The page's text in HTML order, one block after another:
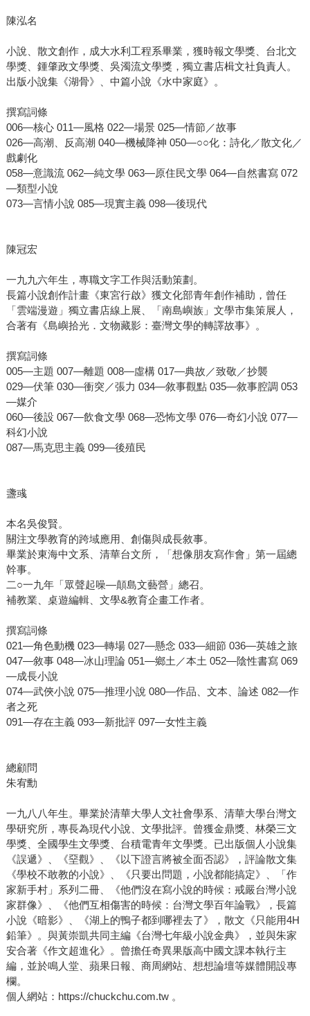
陳泓名
小說、散文創作，成大水利工程系畢業，獲時報文學獎、台北文
學獎、鍾肇政文學獎、吳濁流文學獎，獨立書店楫文社負責人。
出版小說集《湖骨》、中篇小說《水中家庭》。
撰寫詞條
006—核心 011—風格 022—場景 025—情節／故事
026—高潮、反高潮 040—機械降神 050—○○化：詩化／散文化／
戲劇化
058—意識流 062—純文學 063—原住民文學 064—自然書寫 072
—類型小說
073—言情小說 085—現實主義 098—後現代
陳冠宏
一九九六年生，專職文字工作與活動策劃。
長篇小說創作計畫《東宮行啟》獲文化部青年創作補助，曾任
「雲端漫遊」獨立書店線上展、「南島嶼族」文學市集策展人，
合著有《島嶼拾光．文物藏影：臺灣文學的轉譯故事》。
撰寫詞條
005—主題 007—離題 008—虛構 017—典故／致敬／抄襲
029—伏筆 030—衝突／張力 034—敘事觀點 035—敘事腔調 053
—媒介
060—後設 067—飲食文學 068—恐怖文學 076—奇幻小說 077—
科幻小說
087—馬克思主義 099—後殖民
盞彧
本名吳俊賢。
關注文學教育的跨域應用、創傷與成長敘事。
畢業於東海中文系、清華台文所，「想像朋友寫作會」第一屆總
幹事。
二○一九年「眾聲起噪—顛島文藝營」總召。
補教業、桌遊編輯、文學&教育企畫工作者。
撰寫詞條
021—角色動機 023—轉場 027—懸念 033—細節 036—英雄之旅
047—敘事 048—冰山理論 051—鄉土／本土 052—陰性書寫 069
—成長小說
074—武俠小說 075—推理小說 080—作品、文本、論述 082—作
者之死
091—存在主義 093—新批評 097—女性主義
總顧問
朱宥勳
一九八八年生。畢業於清華大學人文社會學系、清華大學台灣文
學研究所，專長為現代小說、文學批評。曾獲金鼎獎、林榮三文
學獎、全國學生文學獎、台積電青年文學獎。已出版個人小說集
《誤遞》、《堊觀》、《以下證言將被全面否認》，評論散文集
《學校不敢教的小說》、《只要出問題，小說都能搞定》、「作
家新手村」系列二冊、《他們沒在寫小說的時候：戒嚴台灣小說
家群像》、《他們互相傷害的時候：台灣文學百年論戰》，長篇
小說《暗影》、《湖上的鴨子都到哪裡去了》，散文《只能用4H
鉛筆》。與黃崇凱共同主編《台灣七年級小說金典》，並與朱家
安合著《作文超進化》。曾擔任奇異果版高中國文課本執行主
編，並於鳴人堂、蘋果日報、商周網站、想想論壇等媒體開設專
欄。
個人網站：https://chuckchu.com.tw 。